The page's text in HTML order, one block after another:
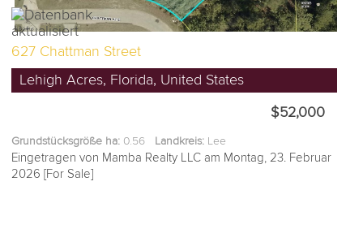
627 Chattman Street
Lehigh Acres, Florida, United States
$52,000
Grundstücksgröße ha: 0.56 Landkreis: Lee
Eingetragen von Mamba Realty LLC am Montag, 23. Februar
2026 [For Sale]